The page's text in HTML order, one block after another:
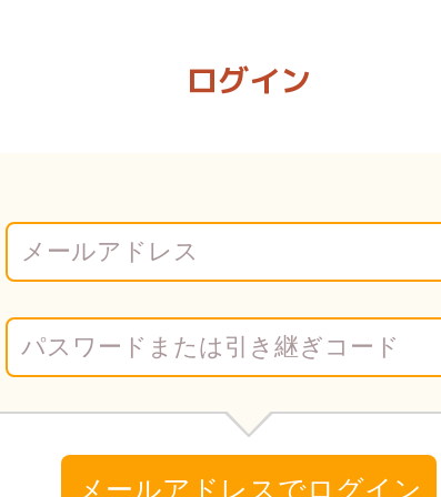
ログイン
メールアドレスでログイン